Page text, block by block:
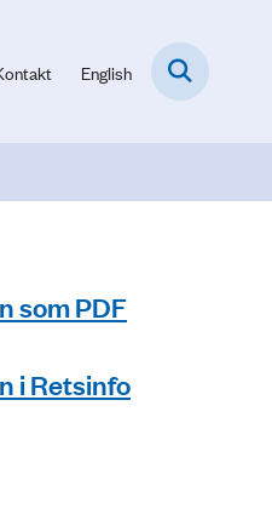
English
som PDF
i Retsinfo